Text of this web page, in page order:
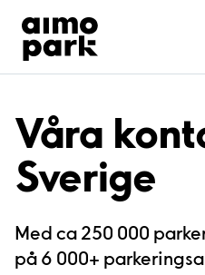
Hitta parkering
Samarbete
Kundservice
Om Aimo Park
Våra
Sverige
Med ca 250 000
på 6 000+